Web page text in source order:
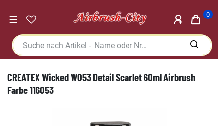
☰ 0
CREATEX Wicked W053 Detail Scarlet 60ml Airbrush
Farbe 116053